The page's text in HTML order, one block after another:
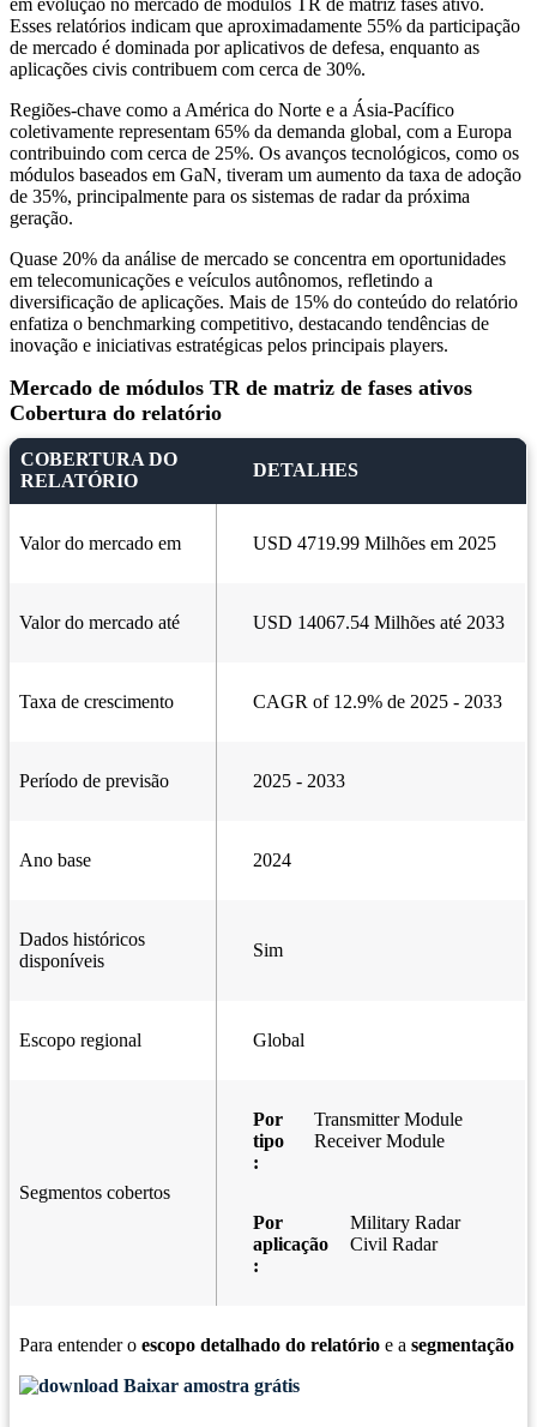
em evolução no mercado de módulos TR de matriz fases ativo.
Esses relatórios indicam que aproximadamente 55% da participação
de mercado é dominada por aplicativos de defesa, enquanto as
aplicações civis contribuem com cerca de 30%.
Regiões-chave como a América do Norte e a Ásia-Pacífico
coletivamente representam 65% da demanda global, com a Europa
contribuindo com cerca de 25%. Os avanços tecnológicos, como os
módulos baseados em GaN, tiveram um aumento da taxa de adoção
de 35%, principalmente para os sistemas de radar da próxima
geração.
Quase 20% da análise de mercado se concentra em oportunidades
em telecomunicações e veículos autônomos, refletindo a
diversificação de aplicações. Mais de 15% do conteúdo do relatório
enfatiza o benchmarking competitivo, destacando tendências de
inovação e iniciativas estratégicas pelos principais players.
Mercado de módulos TR de matriz de fases ativos
Cobertura do relatório
COBERTURA DO
RELATÓRIO
DETALHES
Valor do mercado em USD 4719.99 Milhões em 2025
Valor do mercado até USD 14067.54 Milhões até 2033
Taxa de crescimento CAGR of 12.9% de 2025 - 2033
Período de previsão 2025 - 2033
Ano base 2024
Dados históricos
disponíveis
Sim
Escopo regional Global
Segmentos cobertos
Por
tipo
:
Transmitter Module
Receiver Module
Por
aplicação
:
Military Radar
Civil Radar
Para entender o escopo detalhado do relatório e a segmentação
Baixar amostra grátis